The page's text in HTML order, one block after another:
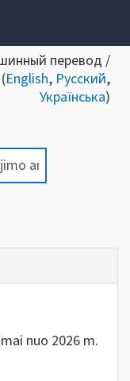
перевод /
English, Русский,
Українська)
nuo 2026 m.